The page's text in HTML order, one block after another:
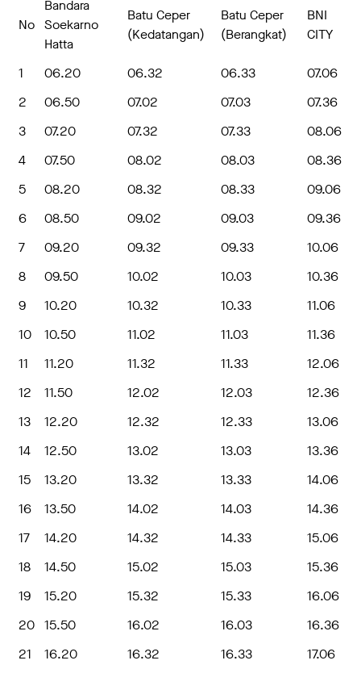
No
Bandara
Soekarno
Hatta
Batu Ceper
(Kedatangan)
Batu Ceper
(Berangkat)
BNI
CITY
1 06.20 06.32 06.33
07.06
2
06.50 07.02 07.03
07.36
3
07.20 07.32 07.33
08.06
4
07.50 08.02 08.03
08.36
5
08.20 08.32 08.33
09.06
6
08.50 09.02 09.03
09.36
7
09.20 09.32 09.33
10.06
8
09.50 10.02 10.03
10.36
9
10.20 10.32 10.33
11.06
10
10.50 11.02 11.03
11.36
11
11.20 11.32 11.33
12.06
12
11.50 12.02 12.03
12.36
13
12.20 12.32 12.33
13.06
14
12.50 13.02 13.03
13.36
15
13.20 13.32 13.33
14.06
16
13.50 14.02 14.03
14.36
17
14.20 14.32 14.33
15.06
18
14.50 15.02 15.03
15.36
19
15.20 15.32 15.33
16.06
20 15.50 16.02 16.03
16.36
21
16.20 16.32 16.33
17.06